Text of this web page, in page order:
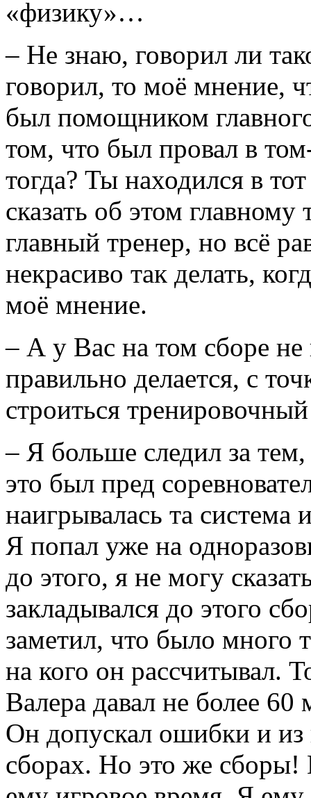
«физику»…
– Не знаю, говорил ли
говорил, то моё мнение,
был помощником
том, что был провал в
тогда? Ты находился в
сказать об этом
главный тренер, но всё
некрасиво так делать,
моё мнение.
– А у Вас на том сборе
правильно делается, с
строиться
– Я больше следил за
это был пред
наигрывалась та система
Я попал уже на
до этого, я не могу
закладывался до этого
заметил, что было много
на кого он рассчитывал.
Валера давал не более
Он допускал ошибки и из
сборах. Но это же сборы!